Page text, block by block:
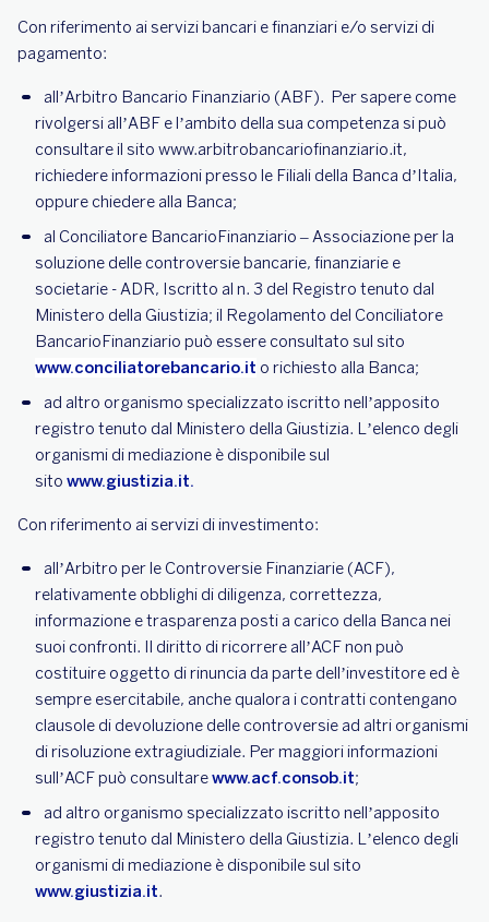
Con riferimento ai servizi bancari e finanziari e/o servizi di
pagamento:
all’Arbitro Bancario Finanziario (ABF). Per sapere come
rivolgersi all’ABF e l’ambito della sua competenza si può
consultare il sito www.arbitrobancariofinanziario.it,
richiedere informazioni presso le Filiali della Banca d’Italia,
oppure chiedere alla Banca;
al Conciliatore BancarioFinanziario – Associazione per la
soluzione delle controversie bancarie, finanziarie e
societarie - ADR, Iscritto al n. 3 del Registro tenuto dal
Ministero della Giustizia; il Regolamento del Conciliatore
BancarioFinanziario può essere consultato sul sito
www.conciliatorebancario.it o richiesto alla Banca;
ad altro organismo specializzato iscritto nell’apposito
registro tenuto dal Ministero della Giustizia. L’elenco degli
organismi di mediazione è disponibile sul
sito www.giustizia.it.
Con riferimento ai servizi di investimento:
all’Arbitro per le Controversie Finanziarie (ACF),
relativamente obblighi di diligenza, correttezza,
informazione e trasparenza posti a carico della Banca nei
suoi confronti. Il diritto di ricorrere all’ACF non può
costituire oggetto di rinuncia da parte dell’investitore ed è
sempre esercitabile, anche qualora i contratti contengano
clausole di devoluzione delle controversie ad altri organismi
di risoluzione extragiudiziale. Per maggiori informazioni
sull’ACF può consultarewww.acf.consob.it;
ad altro organismo specializzato iscritto nell’apposito
registro tenuto dal Ministero della Giustizia. L’elenco degli
organismi di mediazione è disponibile sul sito
www.giustizia.it.